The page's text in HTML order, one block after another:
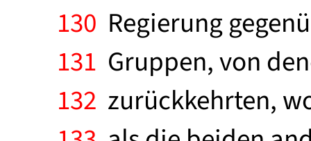
130 Regierung
131 Gruppen, von
132 zurückkehrten,